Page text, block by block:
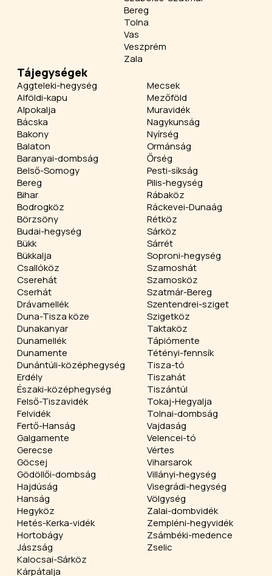
Bereg
Tolna
Vas
Veszprém
Zala
Tájegységek
Aggteleki-hegység
Alföldi-kapu
Alpokalja
Bácska
Bakony
Balaton
Baranyai-dombság
Belső-Somogy
Bereg
Bihar
Bodrogköz
Börzsöny
Budai-hegység
Bükk
Bükkalja
Csallóköz
Cserehát
Cserhát
Drávamellék
Duna-Tisza köze
Dunakanyar
Dunamellék
Dunamente
Dunántúli-középhegység
Erdély
Északi-középhegység
Felső-Tiszavidék
Felvidék
Fertő-Hanság
Galgamente
Gerecse
Göcsej
Gödöllői-dombság
Hajdúság
Hanság
Hegyköz
Hetés-Kerka-vidék
Hortobágy
Jászság
Kalocsai-Sárköz
Kárpátalja
Mecsek
Mezőföld
Muravidék
Nagykunság
Nyírség
Ormánság
Őrség
Pesti-síkság
Pilis-hegység
Rábaköz
Ráckevei-Dunaág
Rétköz
Sárköz
Sárrét
Soproni-hegység
Szamoshát
Szamosköz
Szatmár-Bereg
Szentendrei-sziget
Szigetköz
Taktaköz
Tápiómente
Tétényi-fennsík
Tisza-tó
Tiszahát
Tiszántúl
Tokaj-Hegyalja
Tolnai-dombság
Vajdaság
Velencei-tó
Vértes
Viharsarok
Villányi-hegység
Visegrádi-hegység
Völgység
Zalai-dombvidék
Zempléni-hegyvidék
Zsámbéki-medence
Zselic